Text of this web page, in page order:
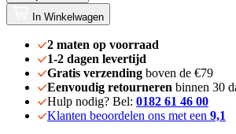
In Winkelwagen
2 maten op voorraad
1-2 dagen levertijd
Gratis verzending boven de €79
Eenvoudig retourneren binnen 30
Hulp nodig? Bel: 0182 61 46 00
Klanten beoordelen ons met een 9,1